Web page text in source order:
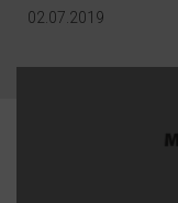
Культура
02.07.2019